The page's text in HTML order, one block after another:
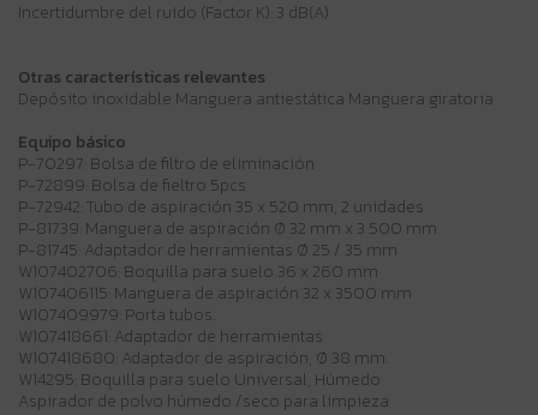
Incertidumbre del ruido (Factor K): 3 dB(A)
Otras características relevantes
Depósito inoxidable Manguera antiestática Manguera giratoria
Equipo básico
P-70297: Bolsa de filtro de eliminación
P-72899: Bolsa de fieltro 5pcs
P-72942: Tubo de aspiración 35 x 520 mm, 2 unidades
P-81739: Manguera de aspiración Ø 32 mm x 3 500 mm
P-81745: Adaptador de herramientas Ø 25 / 35 mm
W107402706: Boquilla para suelo 36 x 260 mm
W107406115: Manguera de aspiración 32 x 3500 mm
W107409979: Porta tubos.
W107418661: Adaptador de herramientas
W107418680: Adaptador de aspiración, Ø 38 mm.
W14295: Boquilla para suelo Universal, Húmedo
Aspirador de polvo húmedo /seco para limpieza